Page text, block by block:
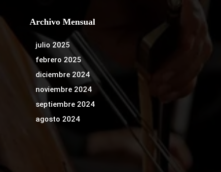
Archivo Mensual
julio 2025
febrero 2025
diciembre 2024
noviembre 2024
septiembre 2024
agosto 2024